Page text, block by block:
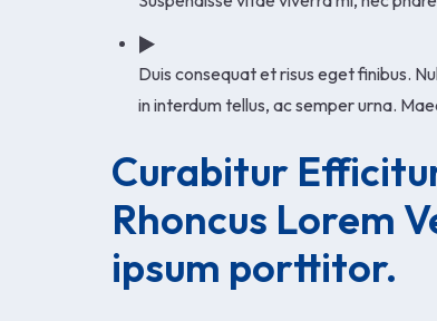
Duis consequat et risus eget finibus.
in interdum tellus, ac semper urna.
Curabitur
Rhoncus Lorem
ipsum porttitor.